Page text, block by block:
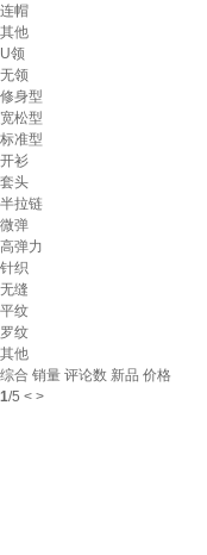
连帽
其他
U领
无领
修身型
宽松型
标准型
开衫
套头
半拉链
微弹
高弹力
针织
无缝
平纹
罗纹
其他
综合 销量 评论数 新品 价格
1/5 < >